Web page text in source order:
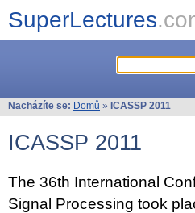
SuperLectures
Nacházíte se: Domů » ICASSP 2011
ICASSP 2011
The 36th International
Signal Processing took